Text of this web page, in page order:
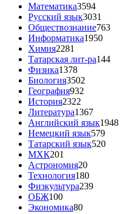
Математика3594
Русский язык3031
Обществознание763
Информатика1950
Химия2281
Татарская лит-ра144
Физика1378
Биология3502
География932
История2322
Литература1367
Английский язык1948
Немецкий язык579
Татарский язык520
МХК201
Астрономия20
Технология180
Физкультура239
ОБЖ100
Экономика80